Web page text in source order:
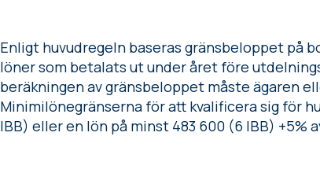
Enligt huvudregeln baseras gränsbeloppet på
löner som betalats ut under året före
beräkningen av gränsbeloppet måste ägaren
Minimilönegränserna för att kvalificera sig för
IBB) eller en lön på minst 483 600 (6 IBB) +5%